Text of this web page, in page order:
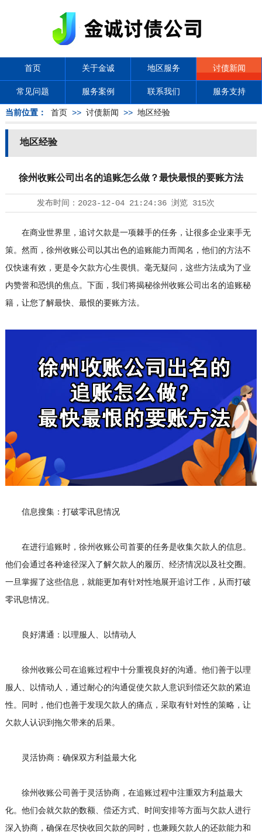
首页 关于金诚 地区服务 讨债新闻
常见问题 服务案例 联系我们 服务支持
当前位置： 首页 >> 讨债新闻 >> 地区经验
地区经验
徐州收账公司出名的追账怎么做？最快最恨的要账方法
发布时间： 2023-12-04 21:24:36浏览 315次
在商业世界里，追讨欠款是一项棘手的任务，让很多企业束手无
策。然而，徐州收账公司以其出色的追账能力而闻名，他们的方法不
仅快速有效，更是令欠款方心生畏惧。毫无疑问，这些方法成为了业
内赞誉和恐惧的焦点。下面，我们将揭秘徐州收账公司出名的追账秘
籍，让您了解最快、最恨的要账方法。
信息搜集：打破零讯息情况
在进行追账时，徐州收账公司首要的任务是收集欠款人的信息。
他们会通过各种途径深入了解欠款人的履历、经济情况以及社交圈。
一旦掌握了这些信息，就能更加有针对性地展开追讨工作，从而打破
零讯息情况。
良好溝通：以理服人、以情动人
徐州收账公司在追账过程中十分重视良好的沟通。他们善于以理
服人、以情动人，通过耐心的沟通促使欠款人意识到偿还欠款的紧迫
性。同时，他们也善于发现欠款人的痛点，采取有针对性的策略，让
欠款人认识到拖欠带来的后果。
灵活协商：确保双方利益最大化
徐州收账公司善于灵活协商，在追账过程中注重双方利益最大
化。他们会就欠款的数额、偿还方式、时间安排等方面与欠款人进行
深入协商，确保在尽快收回欠款的同时，也兼顾欠款人的还款能力和